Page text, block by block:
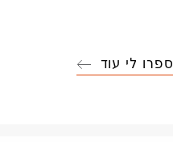
ספרו לי עוד